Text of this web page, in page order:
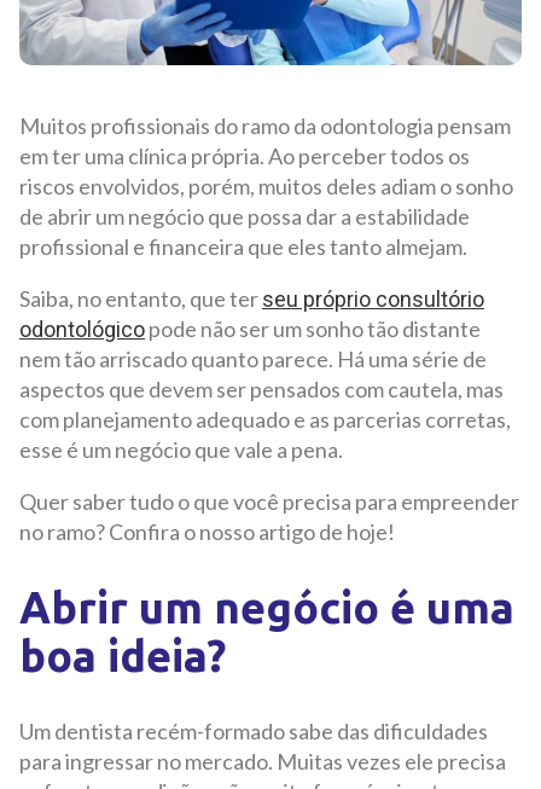
Muitos profissionais do ramo da odontologia pensam
em ter uma clínica própria. Ao perceber todos os
riscos envolvidos, porém, muitos deles adiam o sonho
de abrir um negócio que possa dar a estabilidade
profissional e financeira que eles tanto almejam.
Saiba, no entanto, que terseu próprio consultório
odontológicopode não ser um sonho tão distante
nem tão arriscado quanto parece. Há uma série de
aspectos que devem ser pensados com cautela, mas
com planejamento adequado e as parcerias corretas,
esse é um negócio que vale a pena.
Quer saber tudo o que você precisa para empreender
no ramo? Confira o nosso artigo de hoje!
Abrir um negócio é uma
boa ideia?
Um dentista recém-formado sabe das dificuldades
para ingressar no mercado. Muitas vezes ele precisa